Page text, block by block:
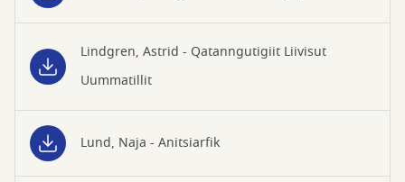
Lindgren, Astrid - Qatanngutigiit Liivisut
Uummatillit
Lund, Naja - Anitsiarfik